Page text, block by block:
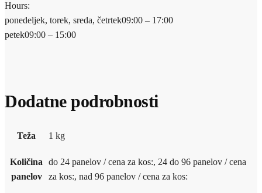
Hours:
ponedeljek, torek, sreda, četrtek09:00 – 17:00
petek09:00 – 15:00
Dodatne podrobnosti
Teža 1 kg
Količina
panelov
do 24 panelov / cena za kos:, 24 do 96 panelov / cena
za kos:, nad 96 panelov / cena za kos: